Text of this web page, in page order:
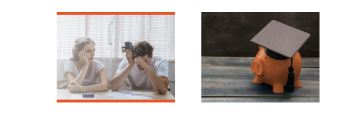
La Ley CARES:
Préstamos para
estudiantes
Encontrar un
lugar para
alquilar